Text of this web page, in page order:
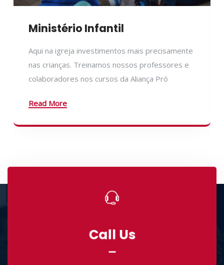
Ministério Infantil
Aqui na igreja investimentos mais precisamente
nas crianças. Treinamos nossos professores e
colaboradores nos cursos da Aliança Pró
Read More
Call Us
684 West College St. Sun City, USA.